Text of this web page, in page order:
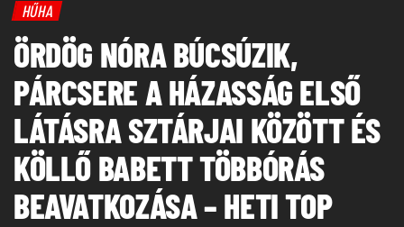
HŰHA
ÖRDÖG NÓRA BÚCSÚZIK,
PÁRCSERE A HÁZASSÁG ELSŐ
LÁTÁSRA SZTÁRJAI KÖZÖTT ÉS
KÖLLŐ BABETT TÖBBÓRÁS
BEAVATKOZÁSA – HETI TOP